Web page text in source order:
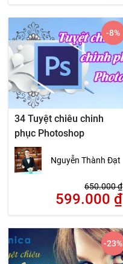
34 Tuyệt chiêu chinh
phục Photoshop
Nguyễn Thành Đạt
650.000₫
599.000 ₫
-8%
-23%